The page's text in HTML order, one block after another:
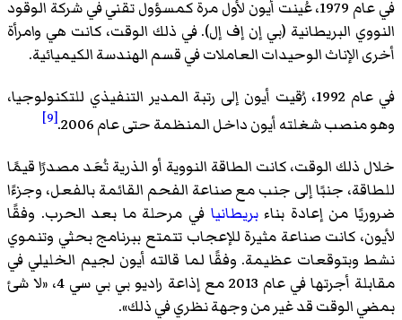
في عام 1979، عُينت أيون لأول مرة كمسؤول تقني في شركة الوقود
النووي البريطانية (بي إن إف إل). في ذلك الوقت، كانت هي وامرأة
أخرى الإناث الوحيدات العاملات في قسم الهندسة الكيميائية.
في عام 1992، رُقيت أيون إلى رتبة المدير التنفيذي للتكنولوجيا،
وهو منصب شغلته أيون داخل المنظمة حتى عام 2006.
[9]
خلال ذلك الوقت، كانت الطاقة النووية أو الذرية تُعَد مصدرًا قيمًا
للطاقة، جنبًا إلى جنب مع صناعة الفحم القائمة بالفعل، وجزءًا
ضروريًا من إعادة بناءبريطانيا في مرحلة ما بعد الحرب. وفقًا
لأيون، كانت صناعة مثيرة للإعجاب تتمتع ببرنامج بحثي وتنموي
نشط وبتوقعات عظيمة. وفقًا لما قالته أيون لجيم الخليلي في
مقابلة أجرتها في عام 2013 مع إذاعة راديو بي بي سي 4، «لا شئ
بمضي الوقت قد غير من وجهة نظري في ذلك».